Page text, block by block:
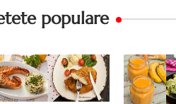
populare